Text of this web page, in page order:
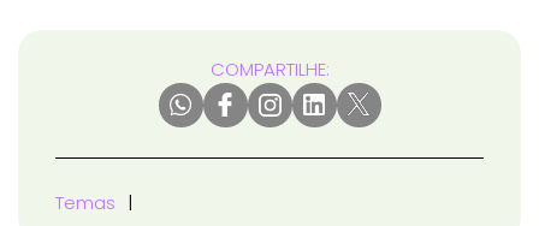
COMPARTILHE:
Temas